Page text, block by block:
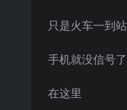
只是火车一到站
手机就没信号了
在这里